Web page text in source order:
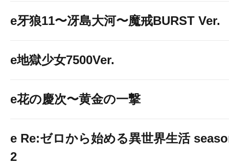
e牙狼11〜冴島大河〜魔戒BURST Ver.
e地獄少女7500Ver.
e花の慶次〜黄金の一撃
e Re:ゼロから始める異世界生活
2